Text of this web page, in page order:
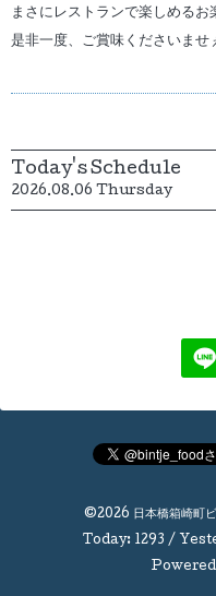
まさにレストランで楽しめるお
是非一度、ご賞味くださいませ
Today's Schedule
2026.08.06 Thursday
©2026 日本橋箱崎町
Today: 1293 /